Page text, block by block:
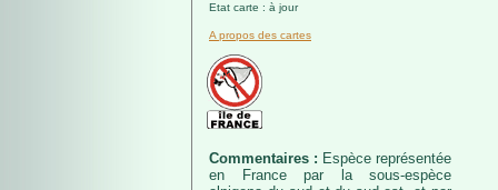
Etat carte : à jour
A propos des cartes
Commentaires : Espèce représentée
en France par la sous-espèce